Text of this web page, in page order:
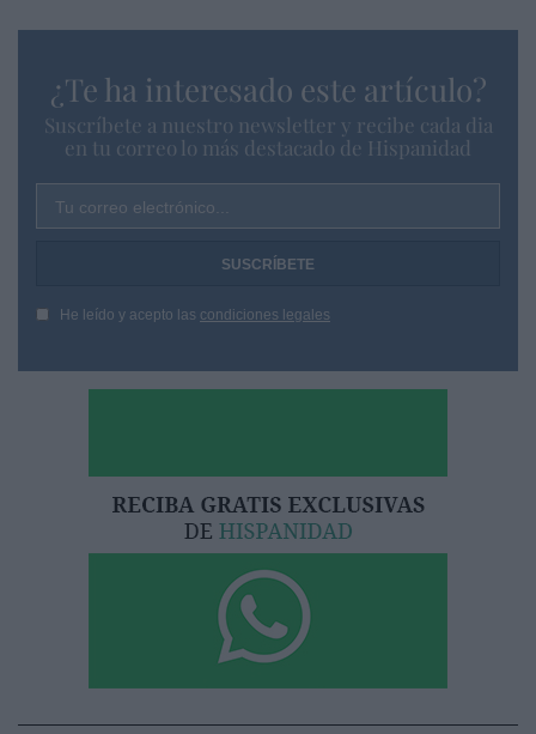
¿Te ha interesado este artículo?
Suscríbete a nuestro newsletter y recibe cada dia
en tu correo lo más destacado de Hispanidad
Tu correo electrónico...
He leído y acepto las condiciones legales